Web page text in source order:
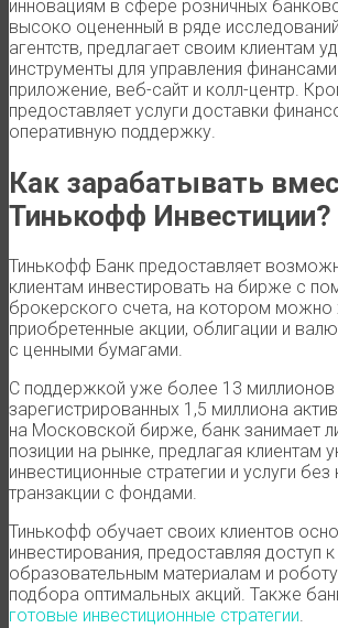
инновациям в сфере розничных
высоко оцененный в ряде
агентств, предлагает своим клиентам
инструменты для управления
приложение, веб-сайт и колл-центр.
предоставляет услуги доставки
оперативную поддержку.
Как зарабатывать
Тинькофф Инвестиции?
Тинькофф Банк предоставляет
клиентам инвестировать на бирже с
брокерского счета, на котором можно
приобретенные акции, облигации и
с ценными бумагами.
С поддержкой уже более 13 миллионов
зарегистрированных 1,5 миллиона
на Московской бирже, банк занимает
позиции на рынке, предлагая клиентам
инвестиционные стратегии и услуги
транзакции с фондами.
Тинькофф обучает своих клиентов
инвестирования, предоставляя доступ
образовательным материалам и
подбора оптимальных акций. Также
готовые инвестиционные стратегии.